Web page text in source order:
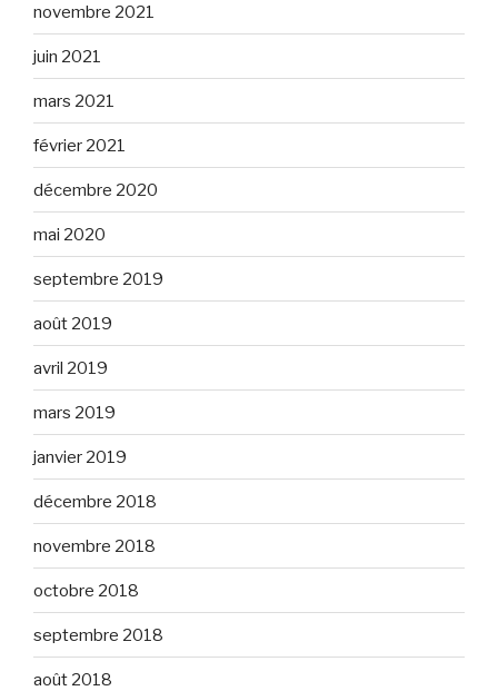
novembre 2021
juin 2021
mars 2021
février 2021
décembre 2020
mai 2020
septembre 2019
août 2019
avril 2019
mars 2019
janvier 2019
décembre 2018
novembre 2018
octobre 2018
septembre 2018
août 2018